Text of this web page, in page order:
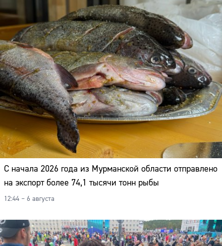
С начала 2026 года из Мурманской области отправлено
на экспорт более 74,1 тысячи тонн рыбы
12:44 – 6 августа
Сайт: